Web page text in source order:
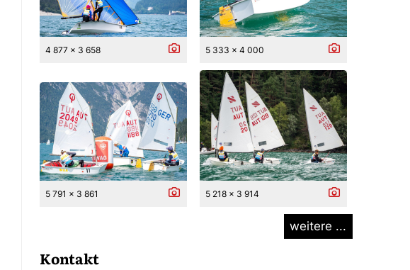
4 877 x 3 658 5 333 x 4 000
5 791 x 3 861 5 218 x 3 914
weitere ...
Kontakt